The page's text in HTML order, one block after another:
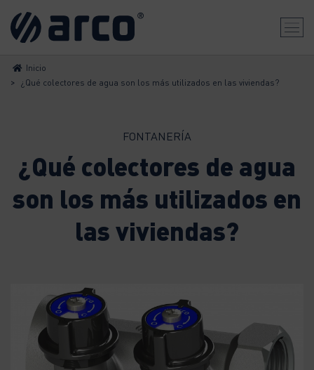
Inicio
> ¿Qué colectores de agua son los más utilizados en las viviendas?
FONTANERÍA
¿Qué colectores de agua
son los más utilizados en
las viviendas?